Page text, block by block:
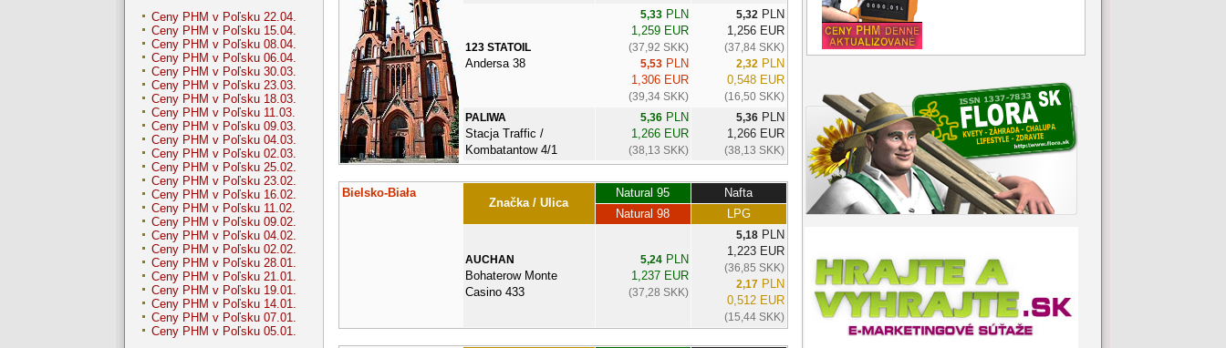
Ceny PHM v Poľsku 22.04.
Ceny PHM v Poľsku 15.04.
Ceny PHM v Poľsku 08.04.
Ceny PHM v Poľsku 06.04.
Ceny PHM v Poľsku 30.03.
Ceny PHM v Poľsku 23.03.
Ceny PHM v Poľsku 18.03.
Ceny PHM v Poľsku 11.03.
Ceny PHM v Poľsku 09.03.
Ceny PHM v Poľsku 04.03.
Ceny PHM v Poľsku 02.03.
Ceny PHM v Poľsku 25.02.
Ceny PHM v Poľsku 23.02.
Ceny PHM v Poľsku 16.02.
Ceny PHM v Poľsku 11.02.
Ceny PHM v Poľsku 09.02.
Ceny PHM v Poľsku 04.02.
Ceny PHM v Poľsku 02.02.
Ceny PHM v Poľsku 28.01.
Ceny PHM v Poľsku 21.01.
Ceny PHM v Poľsku 19.01.
Ceny PHM v Poľsku 14.01.
Ceny PHM v Poľsku 07.01.
Ceny PHM v Poľsku 05.01.
123 STATOIL
Andersa 38
5,33PLN
1,259 EUR
(37,92 SKK)
5,53PLN
1,306 EUR
(39,34 SKK)
5,32 PLN
1,256 EUR
(37,84 SKK)
2,32 PLN
0,548 EUR
(16,50 SKK)
PALIWA
Stacja Traffic /
Kombatantow 4/1
5,36PLN
1,266 EUR
(38,13 SKK)
5,36PLN
1,266 EUR
(38,13 SKK)
Bielsko-Biała
Značka / Ulica
Natural 95
Nafta
Natural 98
LPG
AUCHAN
Bohaterow Monte
Casino 433
5,24PLN
1,237 EUR
(37,28 SKK)
5,18PLN
1,223 EUR
(36,85 SKK)
2,17PLN
0,512 EUR
(15,44 SKK)